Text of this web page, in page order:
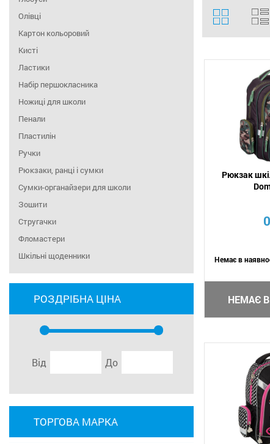
Олівці
Картон кольоровий
Кисті
Ластики
Набір першокласника
Ножиці для школи
Пенали
Пластилін
Ручки
Рюкзаки, ранці і сумки
Сумки-органайзери для школи
Зошити
Стругачки
Фломастери
Шкільні щоденники
РОЗДРІБНА ЦІНА
Від До
ТОРГОВА МАРКА
Рюкзак
Немає в
НЕМАЄ